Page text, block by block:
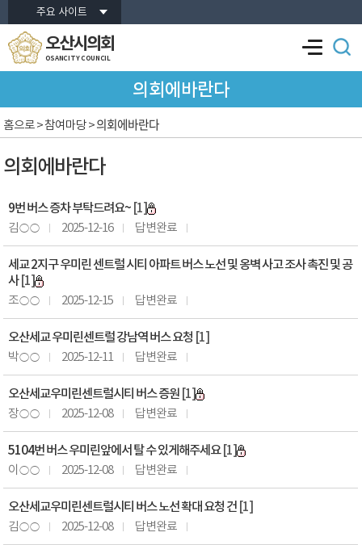
본문바로가기주요 사이트
오산시의회
OSANCITY COUNCIL
의회에바란다
의회에바란다
홈으로> 참여마당 >의회에바란다
9번 버스 증차 부탁드려요~ [1]
김○○ 2025-12-16 답변완료
세교 2지구 우미린 센트럴 시티 아파트 버스 노선 및 옹벽 사고 조사 촉진 및 공
사 [1]
조○○ 2025-12-15 답변완료
오산세교 우미린센트럴 강남역 버스 요청 [1]
박○○ 2025-12-11 답변완료
오산세교우미린센트럴시티 버스 증원 [1]
장○○ 2025-12-08 답변완료
5104번 버스 우미린앞에서 탈 수 있게해주세요 [1]
이○○ 2025-12-08 답변완료
오산세교우미린센트럴시티 버스 노선 확대 요청 건 [1]
김○○ 2025-12-08 답변완료